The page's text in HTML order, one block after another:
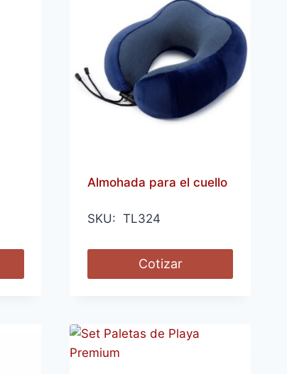
Almohada para el cuello
SKU: TL324
Cotizar